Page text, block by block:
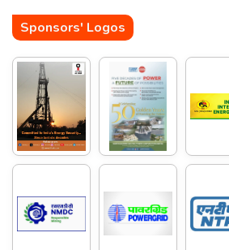
Sponsors' Logos